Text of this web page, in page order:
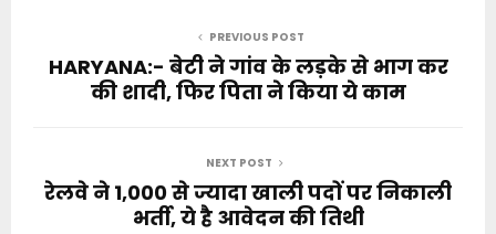
PREVIOUS POST
HARYANA:- बेटी ने गांव के लड़के से भाग कर
की शादी, फिर पिता ने किया ये काम
NEXT POST
रेलवे ने 1,000 से ज्यादा खाली पदों पर निकाली
भर्ती, ये है आवेदन की तिथी